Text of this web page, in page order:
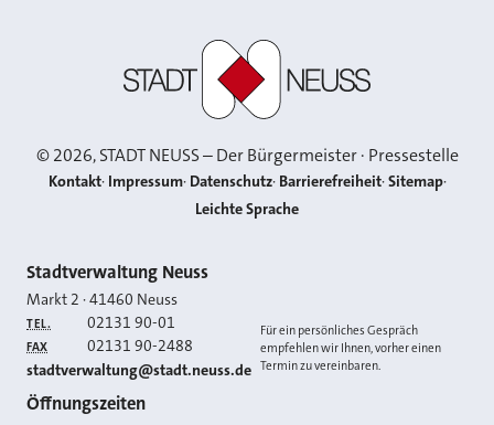
©2026, STADT NEUSS – Der Bürgermeister · Pressestelle
Kontakt Impressum Datenschutz Barrierefreiheit Sitemap
Leichte Sprache
Kontakt
Stadtverwaltung Neuss
Markt 2 ·41460 Neuss
TEL. 02131 90-01
FAX 02131 90-2488
E-MAIL
stadtverwaltung@stadt.neuss.de
Für ein persönliches Gespräch
empfehlen wir Ihnen, vorher einen
Termin zu vereinbaren.
Öffnungszeiten